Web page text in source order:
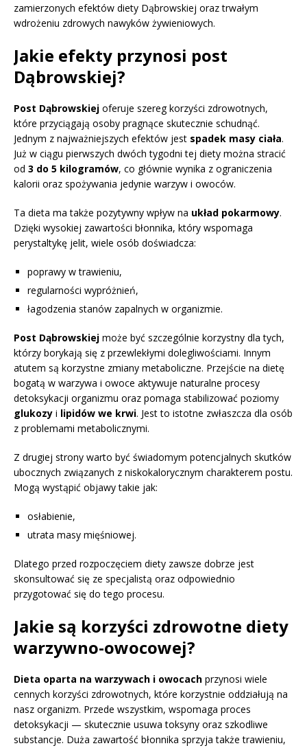
zamierzonych efektów diety Dąbrowskiej oraz trwałym
wdrożeniu zdrowych nawyków żywieniowych.
Jakie efekty przynosi post
Dąbrowskiej?
Post Dąbrowskiej oferuje szereg korzyści zdrowotnych,
które przyciągają osoby pragnące skutecznie schudnąć.
Jednym z najważniejszych efektów jest spadek masy ciała.
Już w ciągu pierwszych dwóch tygodni tej diety można stracić
od 3 do 5 kilogramów, co głównie wynika z ograniczenia
kalorii oraz spożywania jedynie warzyw i owoców.
Ta dieta ma także pozytywny wpływ na układ pokarmowy.
Dzięki wysokiej zawartości błonnika, który wspomaga
perystaltykę jelit, wiele osób doświadcza:
poprawy w trawieniu,
regularności wypróżnień,
łagodzenia stanów zapalnych w organizmie.
Post Dąbrowskiej może być szczególnie korzystny dla tych,
którzy borykają się z przewlekłymi dolegliwościami. Innym
atutem są korzystne zmiany metaboliczne. Przejście na dietę
bogatą w warzywa i owoce aktywuje naturalne procesy
detoksykacji organizmu oraz pomaga stabilizować poziomy
glukozy i lipidów we krwi. Jest to istotne zwłaszcza dla osób
z problemami metabolicznymi.
Z drugiej strony warto być świadomym potencjalnych skutków
ubocznych związanych z niskokalorycznym charakterem postu.
Mogą wystąpić objawy takie jak:
osłabienie,
utrata masy mięśniowej.
Dlatego przed rozpoczęciem diety zawsze dobrze jest
skonsultować się ze specjalistą oraz odpowiednio
przygotować się do tego procesu.
Jakie są korzyści zdrowotne diety
warzywno-owocowej?
Dieta oparta na warzywach i owocach przynosi wiele
cennych korzyści zdrowotnych, które korzystnie oddziałują na
nasz organizm. Przede wszystkim, wspomaga proces
detoksykacji — skutecznie usuwa toksyny oraz szkodliwe
substancje. Duża zawartość błonnika sprzyja także trawieniu,